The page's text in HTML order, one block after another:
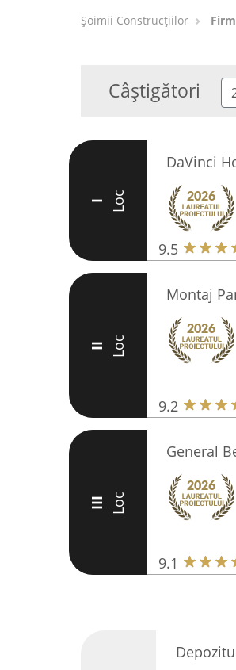
Șoimii Construcțiilor
Câștigători
I Loc
DaVinci
9.5
II Loc
Montaj
9.2
III Loc
General
9.1